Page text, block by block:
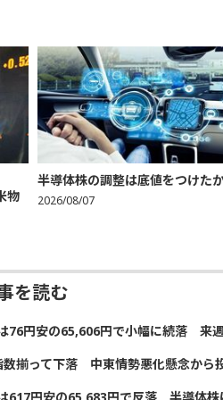
物
半導体株の調整は底値をつけた
2026/08/07
を読む
76円安の65,606円で小幅に続落 来
数揃って下落 中東情勢悪化懸念から
617円安の65,683円で反落 半導体